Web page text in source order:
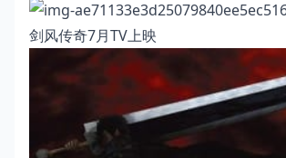
剑风传奇7月TV上映